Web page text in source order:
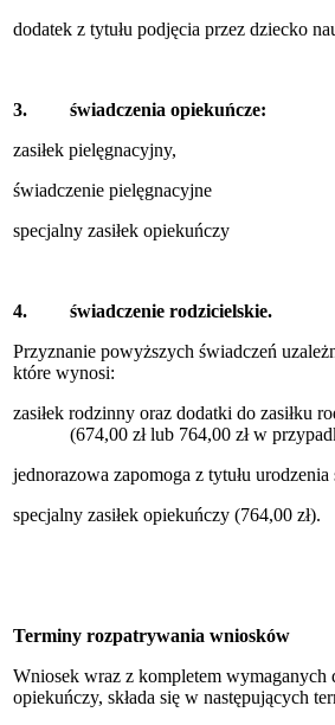
dodatek z tytułu podjęcia przez dziecko
3. świadczenia opiekuńcze:
zasiłek pielęgnacyjny,
świadczenie pielęgnacyjne
specjalny zasiłek opiekuńczy
4. świadczenie rodzicielskie.
Przyznanie powyższych świadczeń
które wynosi:
zasiłek rodzinny oraz dodatki do zasiłku
(674,00 zł lub 764,00 zł w
jednorazowa zapomoga z tytułu
specjalny zasiłek opiekuńczy (764,00 zł).
Terminy rozpatrywania wniosków
Wniosek wraz z kompletem wymaganych
opiekuńczy, składa się w następujących